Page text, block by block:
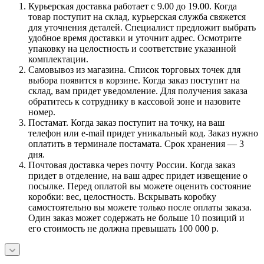
Курьерская доставка работает с 9.00 до 19.00. Когда
товар поступит на склад, курьерская служба свяжется
для уточнения деталей. Специалист предложит выбрать
удобное время доставки и уточнит адрес. Осмотрите
упаковку на целостность и соответствие указанной
комплектации.
Самовывоз из магазина. Список торговых точек для
выбора появится в корзине. Когда заказ поступит на
склад, вам придет уведомление. Для получения заказа
обратитесь к сотруднику в кассовой зоне и назовите
номер.
Постамат. Когда заказ поступит на точку, на ваш
телефон или e-mail придет уникальный код. Заказ нужно
оплатить в терминале постамата. Срок хранения — 3
дня.
Почтовая доставка через почту России. Когда заказ
придет в отделение, на ваш адрес придет извещение о
посылке. Перед оплатой вы можете оценить состояние
коробки: вес, целостность. Вскрывать коробку
самостоятельно вы можете только после оплаты заказа.
Один заказ может содержать не больше 10 позиций и
его стоимость не должна превышать 100 000 р.